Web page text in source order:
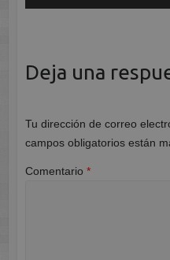
Deja una
Tu dirección de correo
campos obligatorios están
Comentario *